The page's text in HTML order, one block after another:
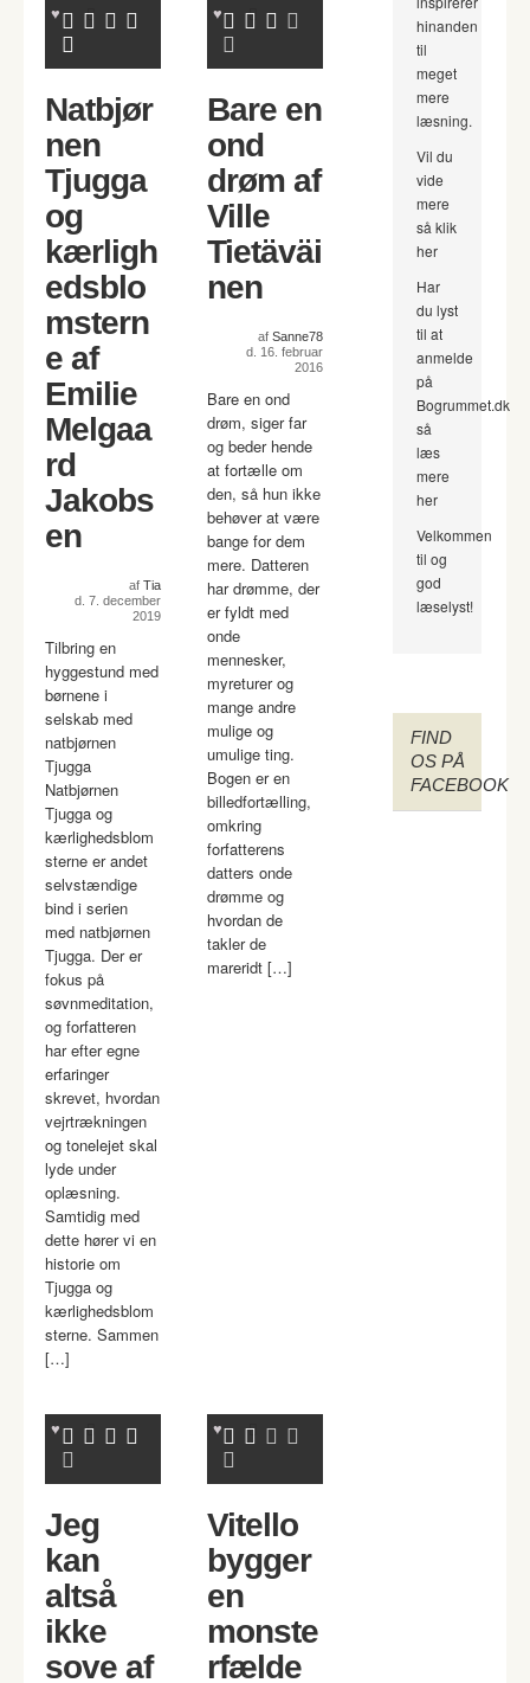
Natbjør
nen
Tjugga
og
kærligh
edsblo
mstern
e af
Emilie
Melgaa
rd
Jakobs
en
af Tia
d. 7. december
2019
Tilbring en
hyggestund med
børnene i
selskab med
natbjørnen
Tjugga
Natbjørnen
Tjugga og
kærlighedsblom
sterne er andet
selvstændige
bind i serien
med natbjørnen
Tjugga. Der er
fokus på
søvnmeditation,
og forfatteren
har efter egne
erfaringer
skrevet, hvordan
vejrtrækningen
og tonelejet skal
lyde under
oplæsning.
Samtidig med
dette hører vi en
historie om
Tjugga og
kærlighedsblom
sterne. Sammen
[…]
Bare en
ond
drøm af
Ville
Tietäväi
nen
af Sanne78
d. 16. februar
2016
Bare en ond
drøm, siger far
og beder hende
at fortælle om
den, så hun ikke
behøver at være
bange for dem
mere. Datteren
har drømme, der
er fyldt med
onde
mennesker,
myreturer og
mange andre
mulige og
umulige ting.
Bogen er en
billedfortælling,
omkring
forfatterens
datters onde
drømme og
hvordan de
takler de
mareridt […]
Jeg
kan
altså
ikke
sove af
Vitello
bygger
en
monste
rfælde
hinanden
til
meget
mere
læsning.
Vil du
vide
mere
så klik
her
Har
du lyst
til at
anmelde
på
Bogrummet.dk
så
læs
mere
her
Velkommen
til og
god
læselyst!
FIND
OS PÅ
FACEBOOK